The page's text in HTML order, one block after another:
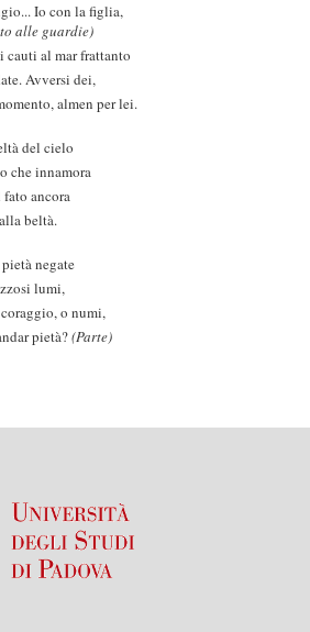
Io con la figlia,
alle guardie)
al mar frattanto
Avversi dei,
almen per lei.
del cielo
che innamora
ancora
beltà.
negate
lumi,
o numi,
pietà?(Parte)